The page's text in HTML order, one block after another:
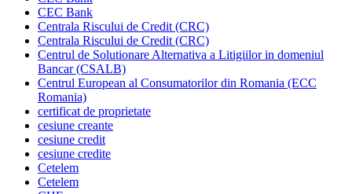
CEC Bank
Centrala Riscului de Credit (CRC)
Centrala Riscului de Credit (CRC)
Centrul de Solutionare Alternativa a Litigiilor in domeniul
Bancar (CSALB)
Centrul European al Consumatorilor din Romania (ECC
Romania)
certificat de proprietate
cesiune creante
cesiune credit
cesiune credite
Cetelem
Cetelem